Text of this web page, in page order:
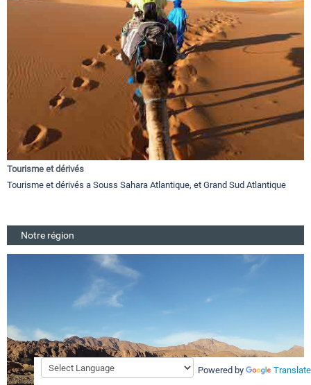
Tourisme et dérivés
Tourisme et dérivés a Souss Sahara Atlantique, et Grand Sud Atlantique
Notre région
Powered by Translate